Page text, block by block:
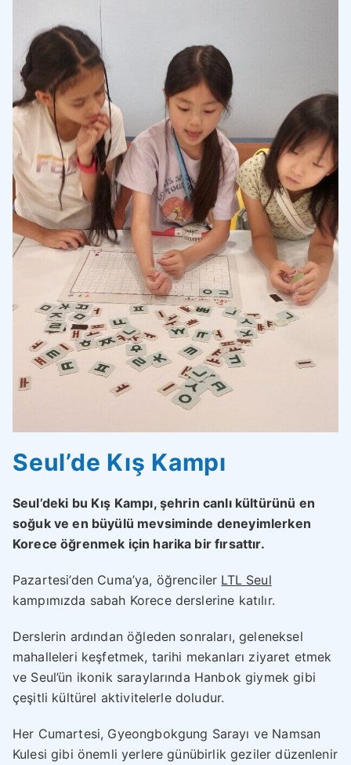
Seul’de Kış Kampı
Seul’deki bu Kış Kampı, şehrin canlı kültürünü en
soğuk ve en büyülü mevsiminde deneyimlerken
Korece öğrenmek için harika bir fırsattır.
Pazartesi’den Cuma’ya, öğrenciler LTL Seul
kampımızda sabah Korece derslerine katılır.
Derslerin ardından öğleden sonraları, geleneksel
mahalleleri keşfetmek, tarihi mekanları ziyaret etmek
ve Seul’ün ikonik saraylarında Hanbok giymek gibi
çeşitli kültürel aktivitelerle doludur.
Her Cumartesi, Gyeongbokgung Sarayı ve Namsan
Kulesi gibi önemli yerlere günübirlik geziler düzenlenir